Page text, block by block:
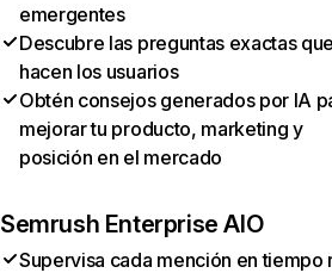
emergentes
Descubre las preguntas exactas
hacen los usuarios
Obtén consejos generados por IA
mejorar tu producto, marketing y
posición en el mercado
Semrush Enterprise AIO
Supervisa cada mención en tiempo